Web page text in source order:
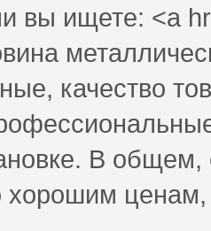
вы ищете: <a
качество
В
хорошим